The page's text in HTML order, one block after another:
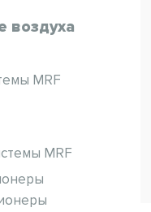
воздуха
MRF
MRF